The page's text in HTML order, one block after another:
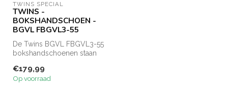
TWINS SPECIAL
TWINS -
BOKSHANDSCHOEN -
BGVL FBGVL3-55
De Twins BGVL FBGVL3-55
bokshandschoenen staan
en duu...
€179,99
Op voorraad